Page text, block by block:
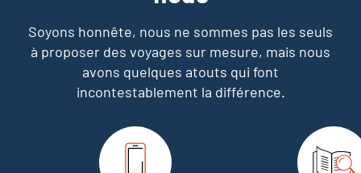
Soyons honnête, nous ne sommes pas les seuls
à proposer des voyages sur mesure, mais nous
avons quelques atouts qui font
incontestablement la différence.